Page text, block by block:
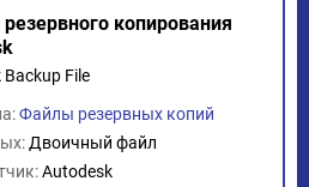
копирования
File
Файлы резервных копий
Двоичный файл
Autodesk